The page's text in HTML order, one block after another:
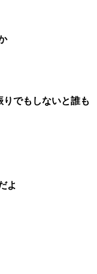
でもしないと誰も
よ